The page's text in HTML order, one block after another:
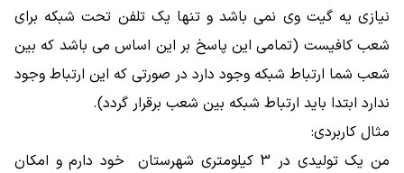
نیازی یه گیت وی نمی باشد و تنها یک تلفن تحت شبکه برای
شعب کافیست (تمامی این پاسخ بر این اساس می باشد که بین
شعب شما ارتباط شبکه وجود دارد در صورتی که این ارتباط وجود
ندارد ابتدا باید ارتباط شبکه بین شعب برقرار گردد).
مثال کاربردی:
من یک تولیدی در 3 کیلومتری شهرستان خود دارم و امکان